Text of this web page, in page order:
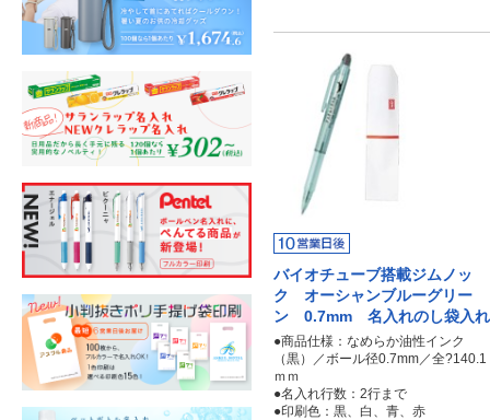
バイオチューブ搭載ジムノッ
ク オーシャンブルーグリー
ン 0.7mm 名入れのし袋入れ
●商品仕様：なめらか油性インク
（黒）／ボール径0.7mm／全?140.1
ｍｍ
●名入れ行数：2行まで
●印刷色：黒、白、青、赤